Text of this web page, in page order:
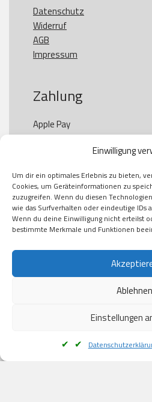
Einwilligung
Um dir ein optimales Erlebnis zu bieten,
Cookies, um Geräteinformationen zu
zuzugreifen. Wenn du diesen
wie das Surfverhalten oder eindeutige IDs
Wenn du deine Einwilligung nicht erteilst
bestimmte Merkmale und Funktionen
Ablehnen
Einstellungen
Datenschutz
Widerruf
AGB
Impressum
Zahlung
Apple Pay
Paypal
Kauf auf Rechung
Klarna
American Express